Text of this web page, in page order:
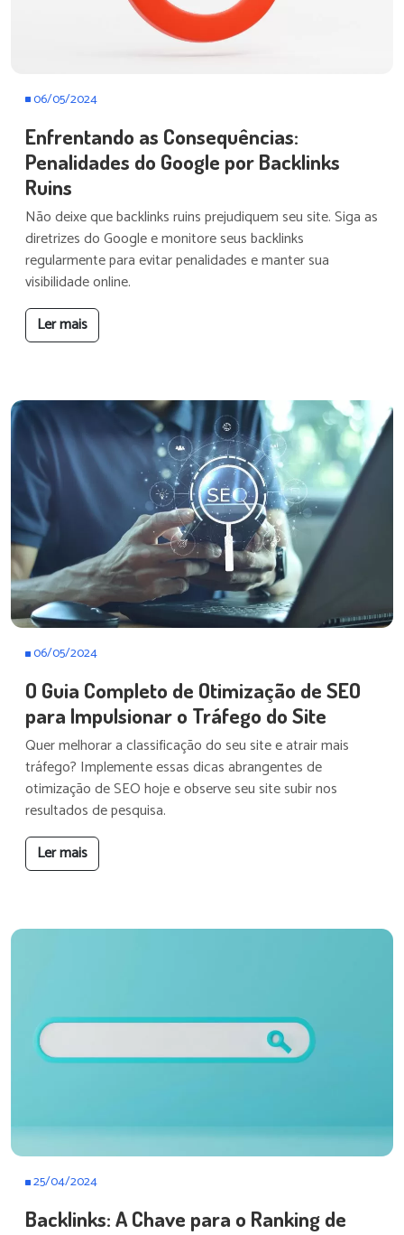
06/05/2024
Enfrentando as Consequências:
Penalidades do Google por Backlinks
Ruins
Não deixe que backlinks ruins prejudiquem seu site. Siga as
diretrizes do Google e monitore seus backlinks
regularmente para evitar penalidades e manter sua
visibilidade online.
Ler mais
06/05/2024
O Guia Completo de Otimização de SEO
para Impulsionar o Tráfego do Site
Quer melhorar a classificação do seu site e atrair mais
tráfego? Implemente essas dicas abrangentes de
otimização de SEO hoje e observe seu site subir nos
resultados de pesquisa.
Ler mais
25/04/2024
Backlinks: A Chave para o Ranking de